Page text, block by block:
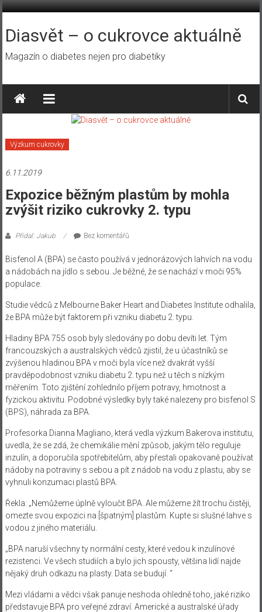
Přeskočit
obsah
Diasvět – o cukrovce aktuálně
Magazín o diabetes nejen pro diabetiky
Výzkum cukrovky
6.11.2019
Expozice běžným plastům by mohla
zvýšit riziko cukrovky 2. typu
Přidal: Jakub Bez komentářů
Bisfenol A (BPA) se často používá v jednorázových lahvích na vodu
a nádobách na jídlo s sebou. Je běžné, že se nachází v moči 95%
populace.
Studie vědců z Melbourne Baker Heart and Diabetes Institute odhalila,
že BPA může být faktorem při vzniku diabetu 2. typu.
Hladiny BPA 755 osob byly sledovány po dobu devíti let. Tým
francouzských a australských vědců zjistil, že u účastníků se
zvýšenou hladinou BPA v moči byla více než dvakrát vyšší
pravděpodobnost vzniku diabetu 2. typu než u těch s nízkým
měřením. Toto zjištění zohlednilo příjem potravy, hmotnost a
fyzickou aktivitu. Podobné výsledky byly také nalezeny pro bisfenol S
(BPS), náhrada za BPA.
Profesorka Dianna Magliano, která vedla výzkum Bakerova institutu,
uvedla, že se zdá, že chemikálie mění způsob, jakým tělo reguluje
inzulín, a doporučila spotřebitelům, aby přestali opakovaně používat
nádoby na potraviny s sebou a pít z nádob na vodu z plastu, aby se
vyhnuli konzumaci plastů BPA.
Řekla: „Nemůžeme úplně vyloučit BPA. Ale můžeme žít trochu čistěji,
omezte svou expozici na [špatným] plastům. Kupte si slušné lahve s
vodou z jiného materiálu.
„BPA naruší všechny ty normální cesty, které vedou k inzulínové
rezistenci. Ve všech studiích a bylo jich spousty, většina lidí najde
nějaký druh odkazu na plasty. Data se budují. “
Mezi vládami a vědci však panuje neshoda ohledně toho, jaké riziko
představuje BPA pro veřejné zdraví. Americké a australské úřady